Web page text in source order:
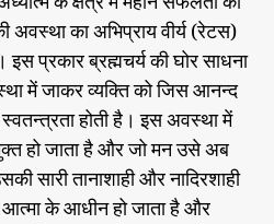
अवस्था का अभिप्राय वीर्य (रेटस)
प्रकार ब्रह्मचर्य की घोर साधना
में जाकर व्यक्ति को जिस आनन्द
होती है। इस अवस्था में
हो जाता है और जो मन उसे अब
सारी तानाशाही और नादिरशाही
आत्मा के आधीन हो जाता है और